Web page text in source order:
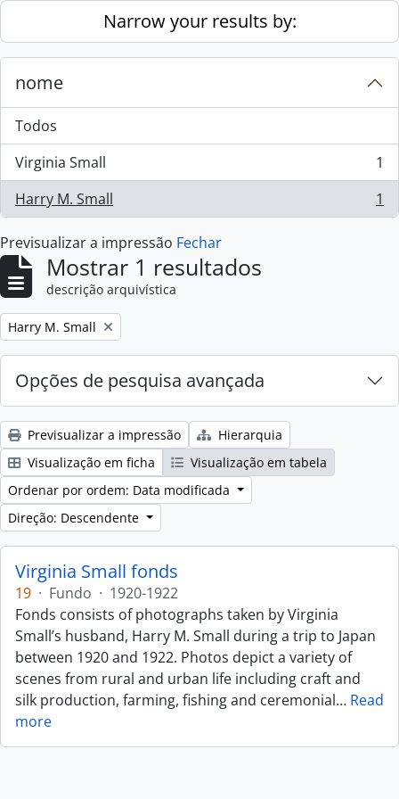
Skip to main contentNarrow your results by:
nome
Todos
Virginia Small
, 1 resultados
1
Harry M. Small
, 1 resultados 1
Previsualizar a impressão Fechar
Mostrar 1 resultados
descrição arquivística
Remove filter:
Harry M. Small
Opções de pesquisa avançada
Previsualizar a impressão
Hierarquia
Visualização em ficha
Visualização em tabela
Ordenar por ordem: Data modificada
Direção: Descendente
Virginia Small fonds
19 · Fundo · 1920-1922
Fonds consists of photographs taken by Virginia
Small’s husband, Harry M. Small during a trip to Japan
between 1920 and 1922. Photos depict a variety of
scenes from rural and urban life including craft and
silk production, farming, fishing and ceremonial… Read
more